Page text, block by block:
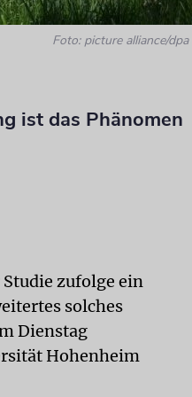
Foto: picture alliance/dpa
ist das Phänomen
zufolge ein
solches
Dienstag
Hohenheim